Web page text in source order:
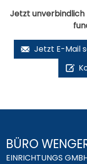
Jetzt unverbindlich
Jetzt E-Mail
BÜRO
EINRICHTUNGS